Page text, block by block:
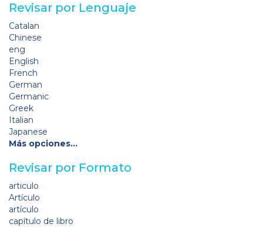
Revisar por Lenguaje
Catalan
Chinese
eng
English
French
German
Germanic
Greek
Italian
Japanese
Más opciones…
Revisar por Formato
articulo
Artículo
artículo
capítulo de libro